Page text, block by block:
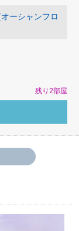
ーシャンフロ
残り2部屋